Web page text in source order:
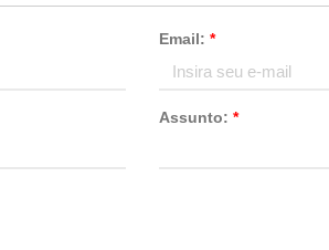
Email: *
Assunto: *